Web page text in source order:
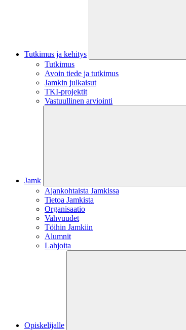
Tutkimus ja kehitys
Tutkimus
Avoin tiede ja tutkimus
Jamkin julkaisut
TKI-projektit
Vastuullinen arviointi
Jamk
Ajankohtaista Jamkissa
Tietoa Jamkista
Organisaatio
Vahvuudet
Töihin Jamkiin
Alumnit
Lahjoita
Opiskelijalle